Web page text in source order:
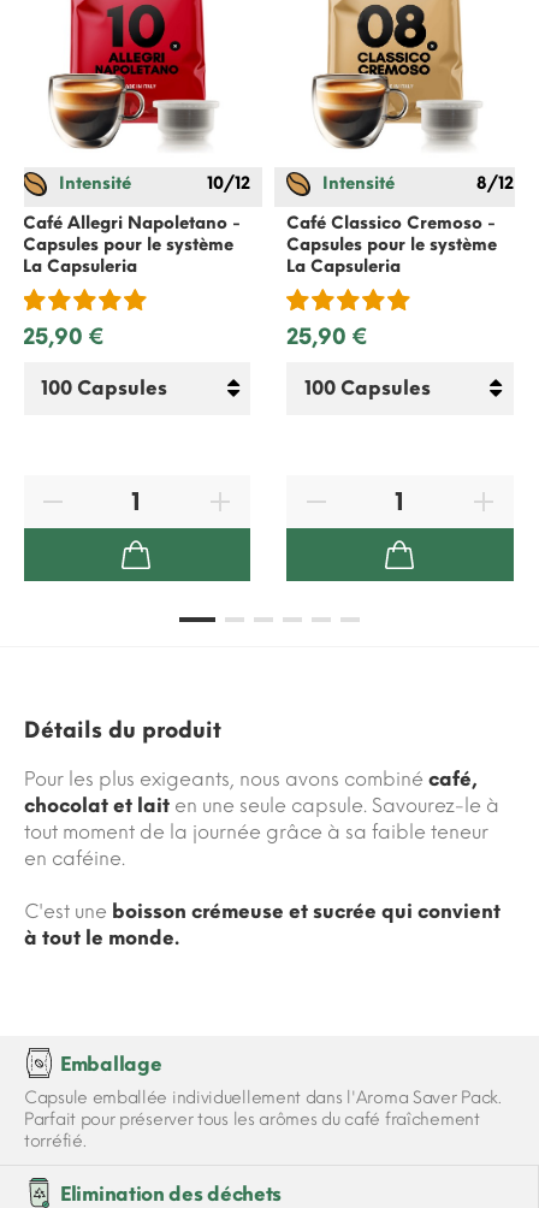
Intensité
10/12
Café Allegri Napoletano -
Capsules pour le système
La Capsuleria
25,90 €
Intensité
8/12
Café Classico Cremoso -
Capsules pour le système
La Capsuleria
25,90 €
Détails du produit
Pour les plus exigeants, nous avons combiné café,
chocolat et lait en une seule capsule. Savourez-le à
tout moment de la journée grâce à sa faible teneur
en caféine.
C'est une boisson crémeuse et sucrée qui convient
à tout le monde.
Emballage
Capsule emballée individuellement dans l'Aroma Saver Pack.
Parfait pour préserver tous les arômes du café fraîchement
torréfié.
Elimination des déchets